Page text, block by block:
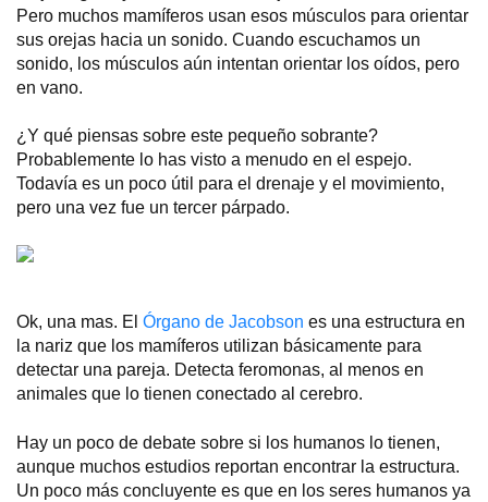
Pero muchos mamíferos usan esos músculos para orientar
sus orejas hacia un sonido. Cuando escuchamos un
sonido, los músculos aún intentan orientar los oídos, pero
en vano.
¿Y qué piensas sobre este pequeño sobrante?
Probablemente lo has visto a menudo en el espejo.
Todavía es un poco útil para el drenaje y el movimiento,
pero una vez fue un tercer párpado.
Ok, una mas. El Órgano de Jacobson es una estructura en
la nariz que los mamíferos utilizan básicamente para
detectar una pareja. Detecta feromonas, al menos en
animales que lo tienen conectado al cerebro.
Hay un poco de debate sobre si los humanos lo tienen,
aunque muchos estudios reportan encontrar la estructura.
Un poco más concluyente es que en los seres humanos ya